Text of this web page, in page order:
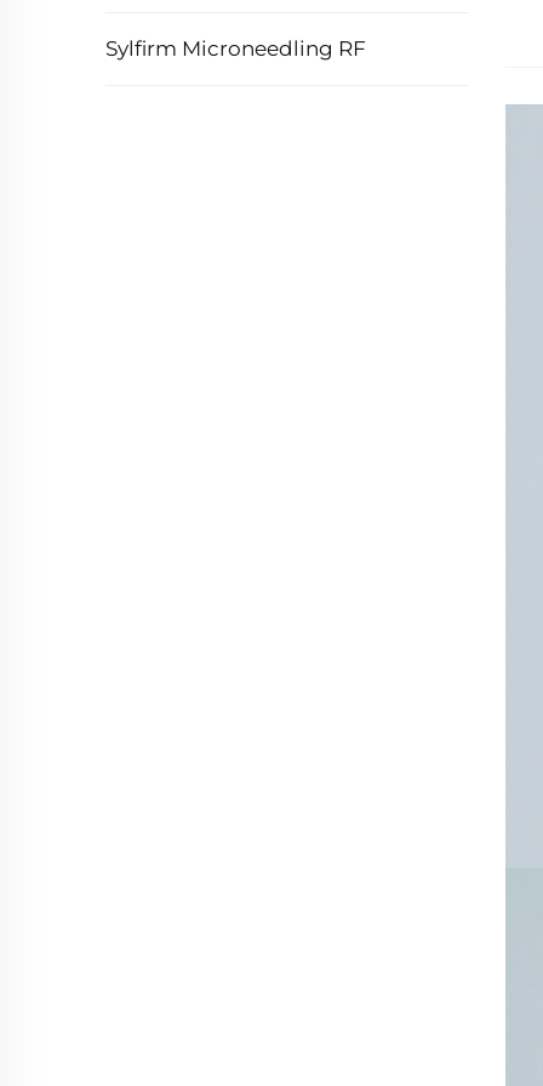
Sylfirm Microneedling RF